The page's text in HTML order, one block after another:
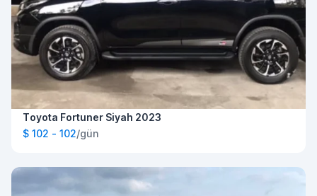
Toyota Fortuner Siyah 2023
$ 102 - 102/gün